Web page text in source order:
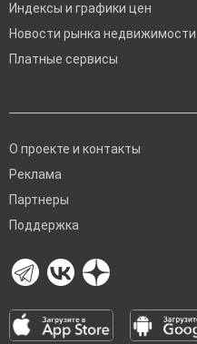
Индексы и графики цен
Новости рынка недвижимости
Платные сервисы
О проекте и контакты
Реклама
Партнеры
Поддержка